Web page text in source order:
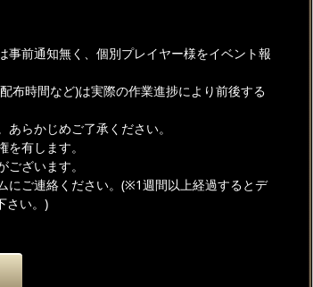
前通知無く、個別プレイヤー様をイベント報
布時間など)は実際の作業進捗により前後する
らかじめご了承ください。
有します。
ざいます。
にご連絡ください。(※1週間以上経過するとデ
さい。)